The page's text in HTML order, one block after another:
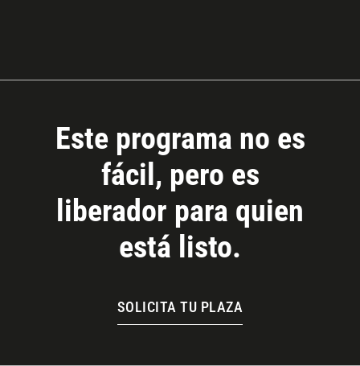
Este programa no es
fácil, pero es
liberador para quien
está listo.
SOLICITA TU PLAZA